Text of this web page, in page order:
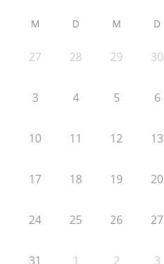
M D M D
27 28 29 30
3 4 5 6
10 11 12 13
17 18 19 20
24 25 26 27
31 1 2 3